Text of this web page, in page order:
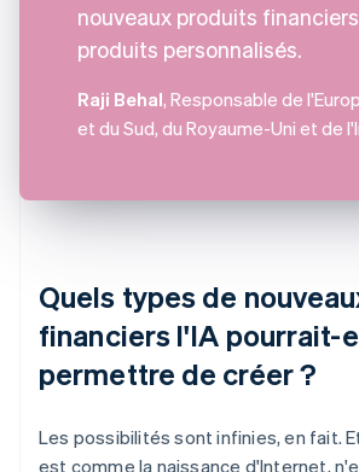
nouveaux produits
produits personnalisés.
Raji Behal, Responsable de
et du Sud, du Royaume-Uni et de
Quels types de
financiers l'IA pourrait-
permettre de créer ?
Les possibilités sont infinies, en fait.
est comme la naissance d'Internet,